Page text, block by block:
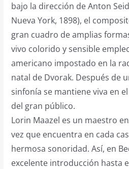
bajo la dirección de Anton
Nueva York, 1898), el
gran cuadro de amplias
vivo colorido y sensible
americano impostado en la
natal de Dvorak. Después de
sinfonía se mantiene viva en
del gran público.
Lorin Maazel es un maestro
vez que encuentra en cada
hermosa sonoridad. Así, en
excelente introducción hasta